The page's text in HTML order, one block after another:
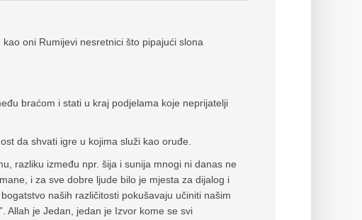
oni Rumijevi nesretnici što pipajući slona
braćom i stati u kraj podjelama koje neprijatelji
da shvati igre u kojima služi kao oruđe.
razliku između npr. šija i sunija mnogi ni danas ne
i za sve dobre ljude bilo je mjesta za dijalog i
naših različitosti pokušavaju učiniti našim
Allah je Jedan, jedan je Izvor kome se svi